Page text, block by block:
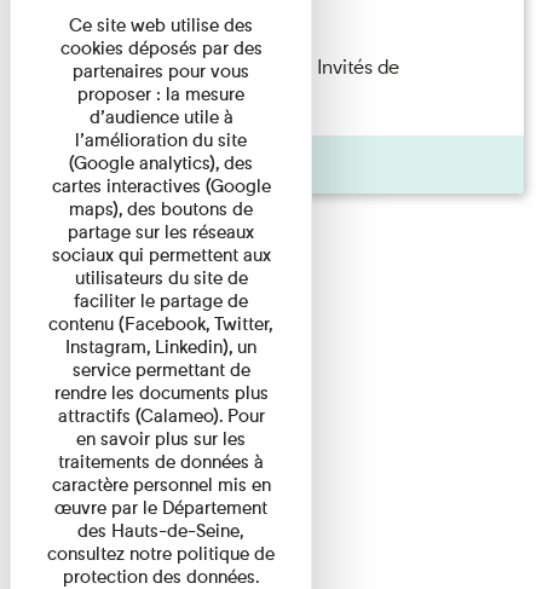
Lecture
Fanny Taillandier – Foudres Les Invités de
l’Imprimerie n°6 Lecture ...
Pages
Ce site web utilise des
cookies déposés par des
partenaires pour vous
proposer : la mesure
d’audience utile à
l’amélioration du site
(Google analytics), des
cartes interactives (Google
maps), des boutons de
partage sur les réseaux
sociaux qui permettent aux
utilisateurs du site de
faciliter le partage de
contenu (Facebook, Twitter,
Instagram, Linkedin), un
service permettant de
rendre les documents plus
attractifs (Calameo). Pour
en savoir plus sur les
traitements de données à
caractère personnel mis en
œuvre par le Département
des Hauts-de-Seine,
consultez notre politique de
protection des données.